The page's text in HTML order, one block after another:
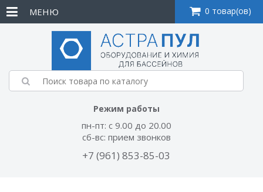
Режим работы
пн-пт: с 9.00 до 20.00
сб-вс: прием звонков
+7 (961) 853-85-03
МЕНЮ 0 товар(ов)